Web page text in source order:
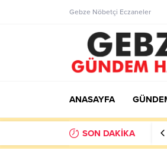
Gebze Nöbetçi Eczaneler
ANASAYFA
SON DAKİKA